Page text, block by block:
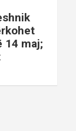
14 maj;